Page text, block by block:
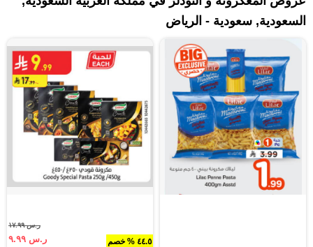
السعودية, سعودية - الرياض
٤٤.٥ % خصم
ر.س ١٧.٩٩
ر.س ٩.٩٩